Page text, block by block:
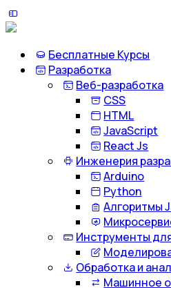
Бесплатные Курсы
Разработка
Веб-разработка
CSS
HTML
JavaScript
React Js
Инженерия
Arduino
Python
Алгоритмы
Инструменты
Обработка и
Машинное